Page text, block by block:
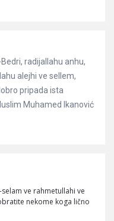
radijallahu anhu,
alejhi ve sellem,
pripada ista
Muhamed Ikanović
ve rahmetullahi ve
nekome koga lično